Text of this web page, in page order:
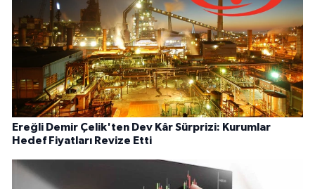
Ereğli Demir Çelik'ten Dev Kâr Sürprizi: Kurumlar
Hedef Fiyatları Revize Etti